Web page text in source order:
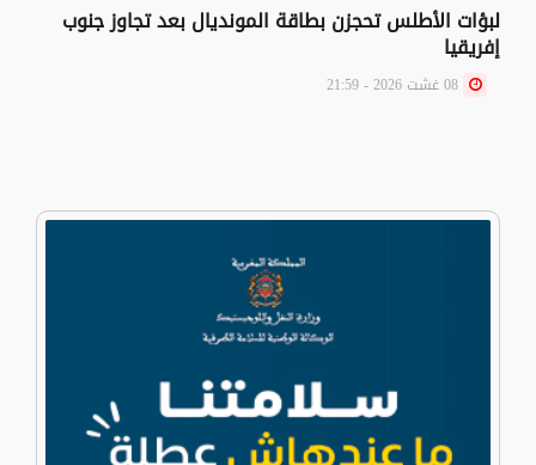
لبؤات الأطلس تحجزن بطاقة المونديال بعد تجاوز جنوب
إفريقيا